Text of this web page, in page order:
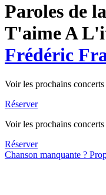
Paroles de
T'aime A
Frédéric
Voir les prochains
Réserver
Voir les prochains
Réserver
Chanson manquante ?